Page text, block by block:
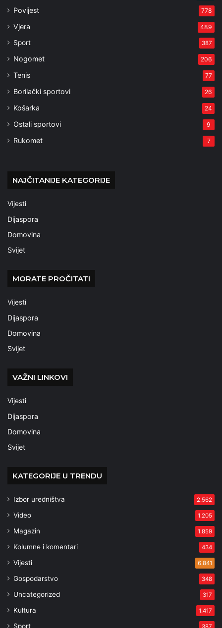
Povijest 778
Vjera 489
Sport 387
Nogomet 206
Tenis 77
Borilački sportovi 26
Košarka 24
Ostali sportovi 9
Rukomet 7
NAJČITANIJE KATEGORIJE
Vijesti
Dijaspora
Domovina
Svijet
MORATE PROČITATI
Vijesti
Dijaspora
Domovina
Svijet
VAŽNI LINKOVI
Vijesti
Dijaspora
Domovina
Svijet
KATEGORIJE U TRENDU
Izbor uredništva 2.562
Video 1.205
Magazin 1.859
Kolumne i komentari 434
Vijesti 6.841
Gospodarstvo 348
Uncategorized 317
Kultura 1.417
Sport 387